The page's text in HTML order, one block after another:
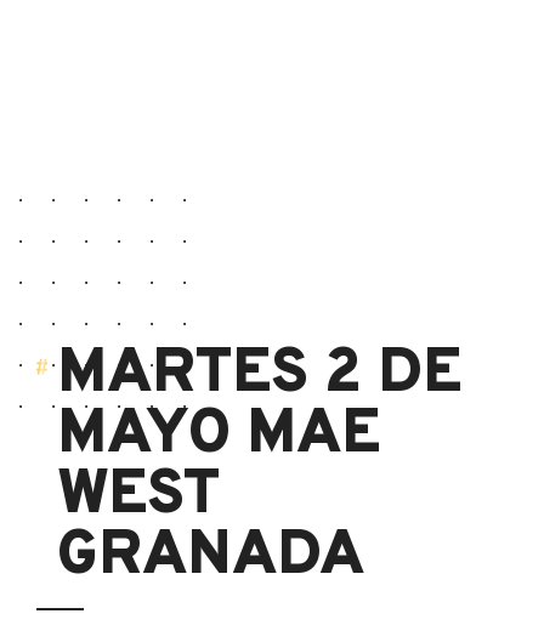
MARTES 2 DE
MAYO MAE
WEST
GRANADA